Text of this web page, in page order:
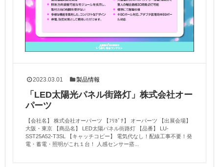
2023.03.01 製品情報
「LED太陽光パネル街路灯」株式会社オー
パーツ
【会社名】 株式会社オーパーツ 【ﾌﾘｶﾞﾅ】 オーパーツ 【出展会場】
大阪・東京 【商品名】 LED太陽パネル街路灯 【品番】 LU-
SST25A52-T3SL 【キャッチコピー】 電気代なし！配線工事不要！発
電・蓄電・照明がこれ１台！ 人感センサー搭...